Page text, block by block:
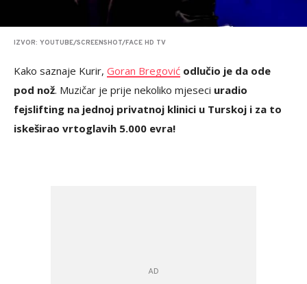
IZVOR: YOUTUBE/SCREENSHOT/FACE HD TV
Kako saznaje Kurir, Goran Bregović odlučio je da ode
pod nož. Muzičar je prije nekoliko mjeseci uradio
fejslifting na jednoj privatnoj klinici u Turskoj i za to
iskeširao vrtoglavih 5.000 evra!